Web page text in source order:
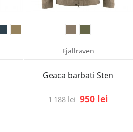
Fjallraven
Geaca barbati Sten
1.188 lei 950 lei